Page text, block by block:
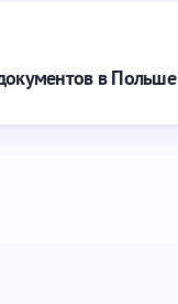
в Польше